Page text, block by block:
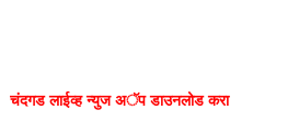
चंदगड लाईव्ह न्युज अॅप डाउनलोड करा